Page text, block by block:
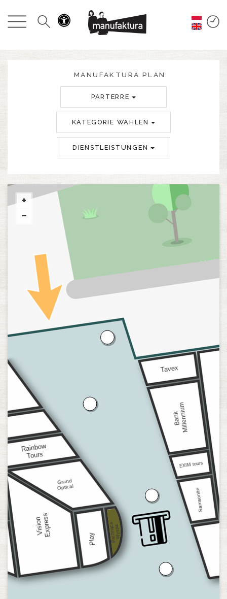
GESCHEHEN
ANGEBOTE
RESTAURANTS
ÜBER UNS
MANUFAKTURA PLAN:
PARTERRE
KATEGORIE WAHLEN
DIENSTLEISTUNGEN
+
−